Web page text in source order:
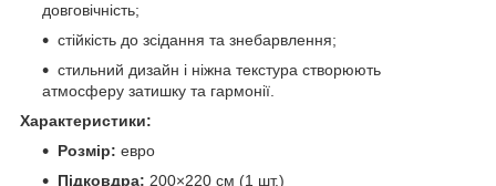
довговічність;
стійкість до зсідання та знебарвлення;
стильний дизайн і ніжна текстура створюють
атмосферу затишку та гармонії.
Характеристики:
Розмір: евро
Підковдра: 200×220 см (1 шт.)